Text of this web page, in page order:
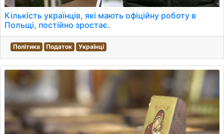
Кількість українців, які мають офіційну роботу в
Польщі, постійно зростає.
Політика Податок Українці